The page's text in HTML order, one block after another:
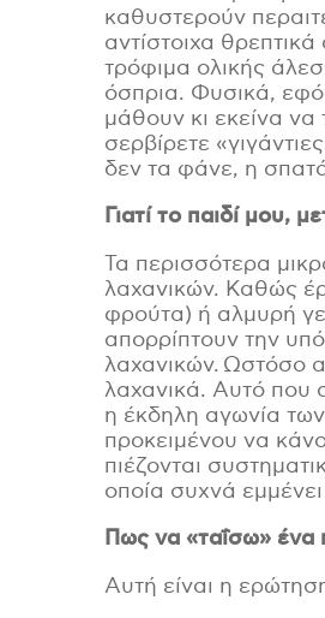
καθυστερούν
αντίστοιχα
τρόφιμα ολικής
όσπρια. Φυσικά,
μάθουν κι εκείνα
σερβίρετε
δεν τα φάνε, η
Γιατί το παιδί μου,
Τα περισσότερα
λαχανικών. Καθώς
φρούτα) ή αλμυρή
απορρίπτουν την
λαχανικών. Ωστόσο
λαχανικά. Αυτό που
η έκδηλη αγωνία
προκειμένου να
πιέζονται
οποία συχνά
Πως να «ταΐσω» ένα
Αυτή είναι η